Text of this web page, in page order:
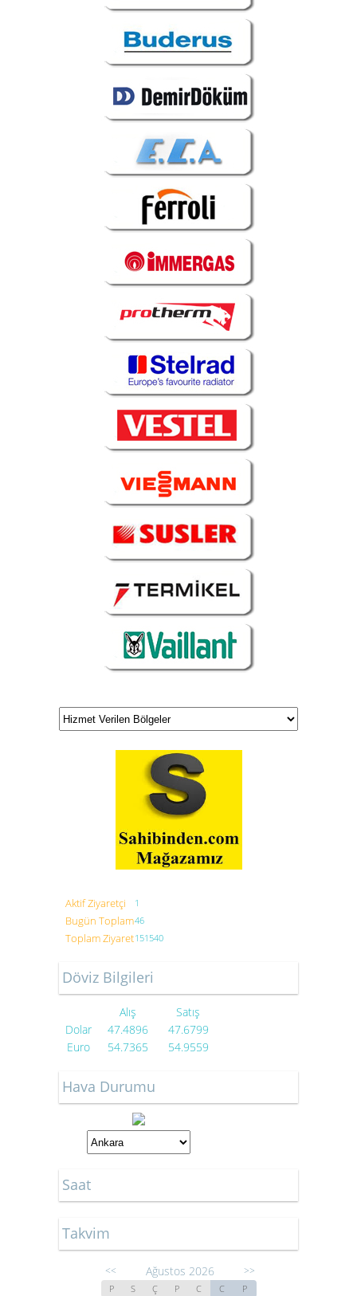
Aktif Ziyaretçi 1
Bugün Toplam46
Toplam Ziyaret151540
Döviz Bilgileri
Alış
Satış
Dolar
47.4896
47.6799
Euro
54.7365 54.9559
Hava Durumu
Saat
Takvim
<< Ağustos 2026 >>
P S Ç P C C P